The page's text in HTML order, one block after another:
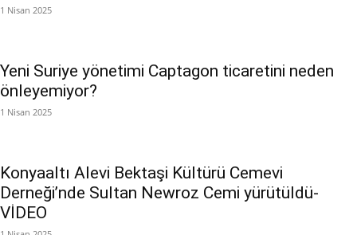
1 Nisan 2025
Yeni Suriye yönetimi Captagon ticaretini neden
önleyemiyor?
1 Nisan 2025
Konyaaltı Alevi Bektaşi Kültürü Cemevi
Derneği’nde Sultan Newroz Cemi yürütüldü-
VİDEO